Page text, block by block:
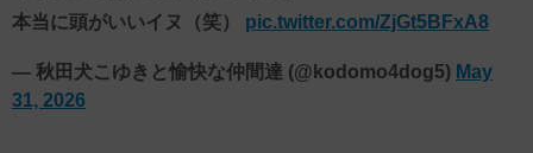
本当に頭がいいイヌ（笑） pic.twitter.com/ZjGt5BFxA8
— 秋田犬こゆきと愉快な仲間達 (@kodomo4dog5) May
31, 2026